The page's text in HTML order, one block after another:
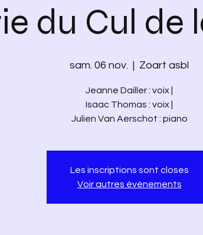
du Cul de
sam. 06 nov.
  |
Zoart asbl
Jeanne Dailler : voix |
Isaac Thomas : voix |
Julien Van Aerschot : piano
Les inscriptions sont closes
Voir autres événements